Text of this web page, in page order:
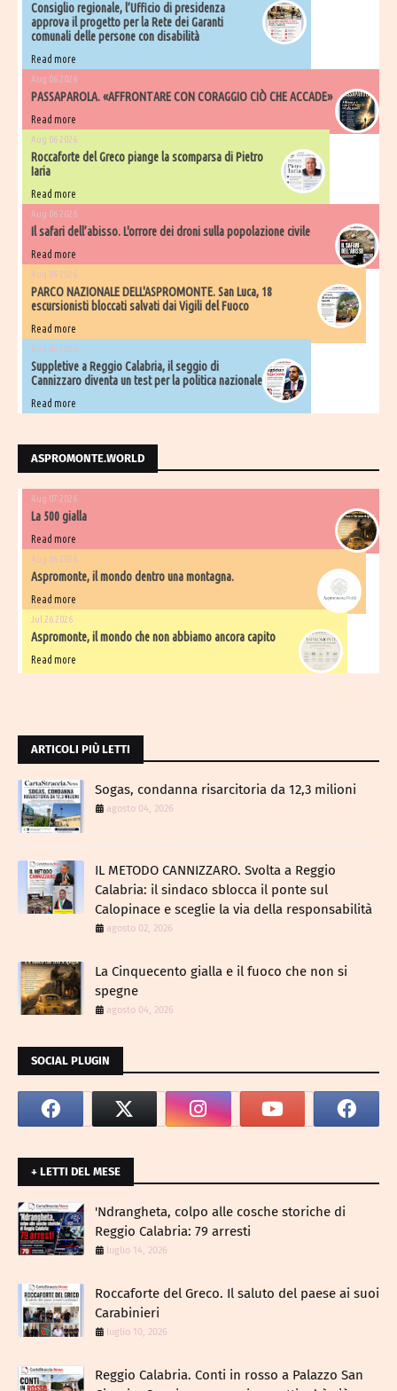
Consiglio regionale, l’Ufficio di presidenza
approva il progetto per la Rete dei Garanti
comunali delle persone con disabilità
Read more
Aug 06 2026
PASSAPAROLA. «AFFRONTARE CON CORAGGIO CIÒ CHE ACCADE»
Read more
Aug 06 2026
Roccaforte del Greco piange la scomparsa di Pietro
Iaria
Read more
Aug 06 2026
Il safari dell’abisso. L'orrore dei droni sulla popolazione civile
Read more
Aug 06 2026
PARCO NAZIONALE DELL'ASPROMONTE. San Luca, 18
escursionisti bloccati salvati dai Vigili del Fuoco
Read more
Aug 06 2026
Suppletive a Reggio Calabria, il seggio di
Cannizzaro diventa un test per la politica nazionale
Read more
ASPROMONTE.WORLD
Aug 07 2026
La 500 gialla
Read more
Aug 06 2026
Aspromonte, il mondo dentro una montagna.
Read more
Jul 26 2026
Aspromonte, il mondo che non abbiamo ancora capito
Read more
ARTICOLI PIÙ LETTI
Sogas, condanna risarcitoria da 12,3 milioni
agosto 04, 2026
IL METODO CANNIZZARO​. Svolta a Reggio
Calabria: il sindaco sblocca il ponte sul
Calopinace e sceglie la via della responsabilità
agosto 02, 2026
La Cinquecento gialla e il fuoco che non si
spegne
agosto 04, 2026
SOCIAL PLUGIN
+ LETTI DEL MESE
​'Ndrangheta, colpo alle cosche storiche di
Reggio Calabria: 79 arresti
luglio 14, 2026
Roccaforte del Greco. Il saluto del paese ai suoi
Carabinieri
luglio 10, 2026
Reggio Calabria. Conti in rosso a Palazzo San